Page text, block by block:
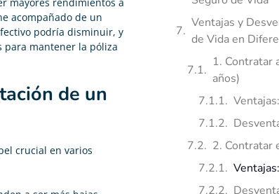
acompañado de un
podría disminuir, y
para mantener la póliza
de un
crucial en varios
Ventajas y
de Vida en
1. Contratar
años)
Ventajas:
2. Contratar
Ventajas: